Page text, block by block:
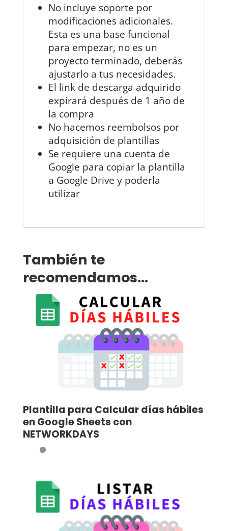
No incluye soporte por
modificaciones adicionales.
Esta es una base funcional
para empezar, no es un
proyecto terminado, deberás
ajustarlo a tus necesidades.
El link de descarga adquirido
expirará después de 1 año de
la compra
No hacemos reembolsos por
adquisición de plantillas
Se requiere una cuenta de
Google para copiar la plantilla
a Google Drive y poderla
utilizar
También te
recomendamos…
Plantilla para Calcular días hábiles
en Google Sheets con
NETWORKDAYS